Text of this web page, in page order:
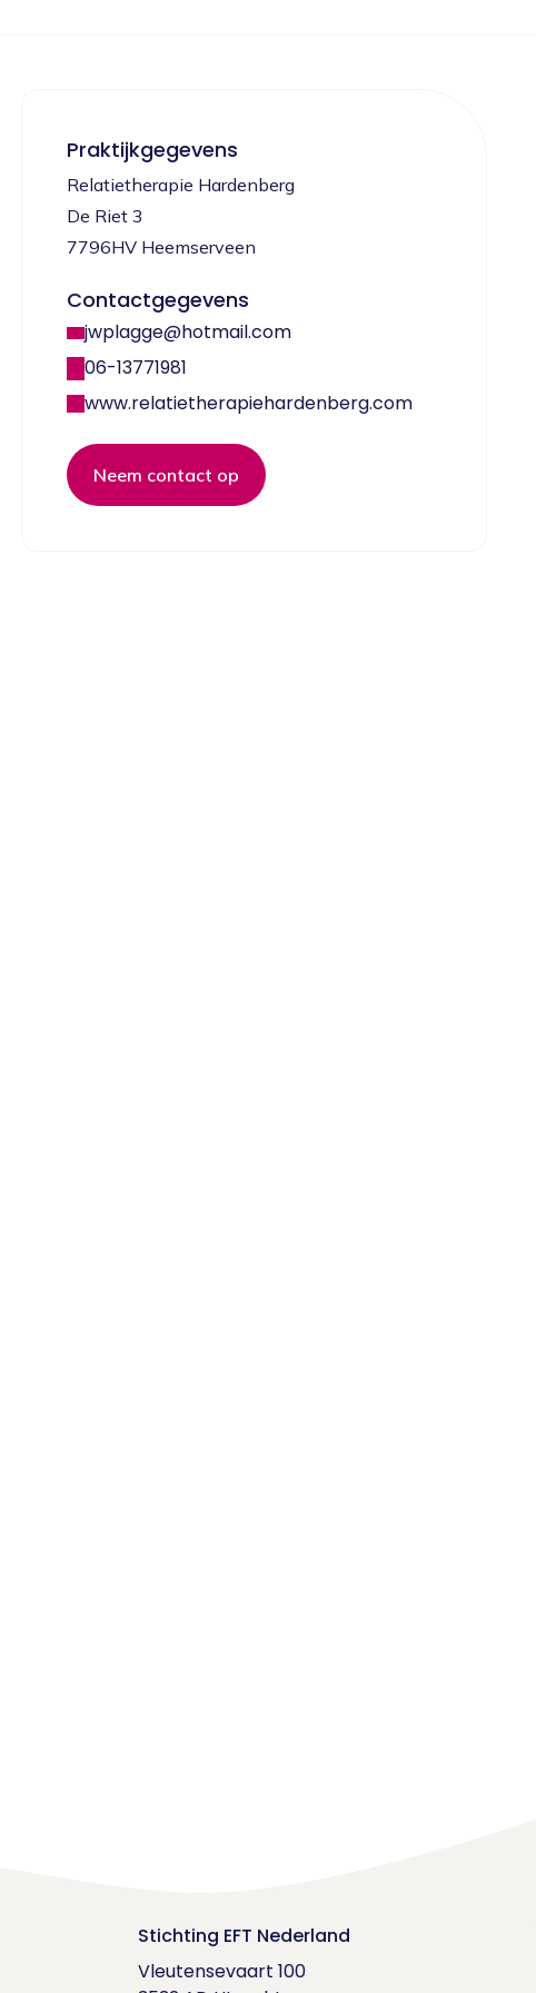
Praktijkgegevens
Relatietherapie Hardenberg
De Riet 3
7796HV Heemserveen
Contactgegevens
jwplagge@hotmail.com
06-13771981
www.relatietherapiehardenberg.com
Neem contact op
Stichting EFT Nederland
Vleutensevaart 100